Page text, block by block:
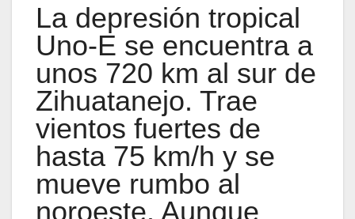
La depresión tropical
Uno-E se encuentra a
unos 720 km al sur de
Zihuatanejo. Trae
vientos fuertes de
hasta 75 km/h y se
mueve rumbo al
noroeste. Aunque